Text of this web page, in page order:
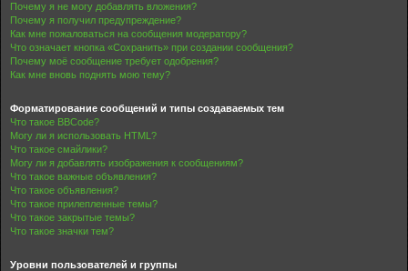
Почему я не могу добавлять вложения?
Почему я получил предупреждение?
Как мне пожаловаться на сообщения модератору?
Что означает кнопка «Сохранить» при создании сообщения?
Почему моё сообщение требует одобрения?
Как мне вновь поднять мою тему?
Форматирование сообщений и типы создаваемых тем
Что такое BBCode?
Могу ли я использовать HTML?
Что такое смайлики?
Могу ли я добавлять изображения к сообщениям?
Что такое важные объявления?
Что такое объявления?
Что такое прилепленные темы?
Что такое закрытые темы?
Что такое значки тем?
Уровни пользователей и группы